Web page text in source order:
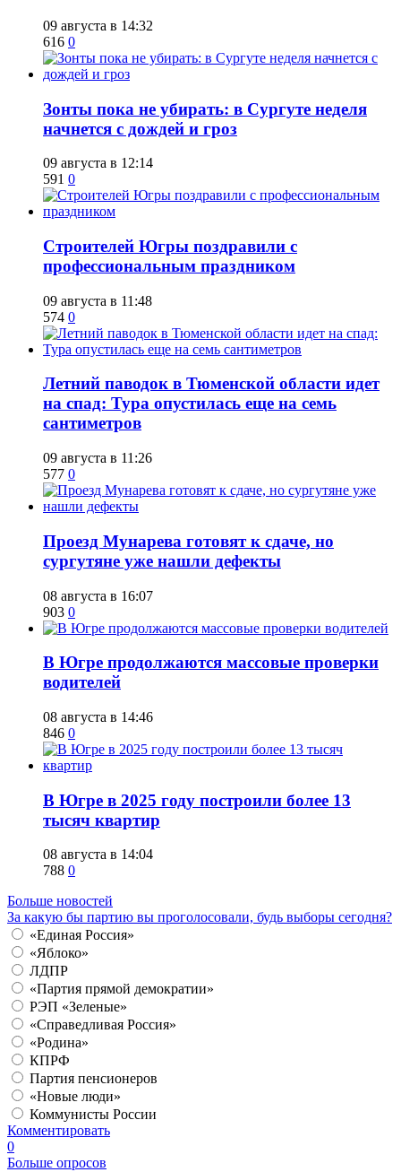
09 августа в 14:32
616 0
​Зонты пока не убирать: в Сургуте неделя
начнется с дождей и гроз
09 августа в 12:14
591 0
​Строителей Югры поздравили с
профессиональным праздником
09 августа в 11:48
574 0
​Летний паводок в Тюменской области идет
на спад: Тура опустилась еще на семь
сантиметров
09 августа в 11:26
577 0
​Проезд Мунарева готовят к сдаче, но
сургутяне уже нашли дефекты
08 августа в 16:07
903 0
​В Югре продолжаются массовые проверки
водителей
08 августа в 14:46
846 0
​В Югре в 2025 году построили более 13
тысяч квартир
08 августа в 14:04
788 0
Больше новостей
За какую бы партию вы проголосовали, будь выборы сегодня?
«Единая Россия»
«Яблоко»
ЛДПР
«Партия прямой демократии»
РЭП «Зеленые»
«Справедливая Россия»
«Родина»
КПРФ
Партия пенсионеров
«Новые люди»
Коммунисты России
Комментировать
0
Больше опросов